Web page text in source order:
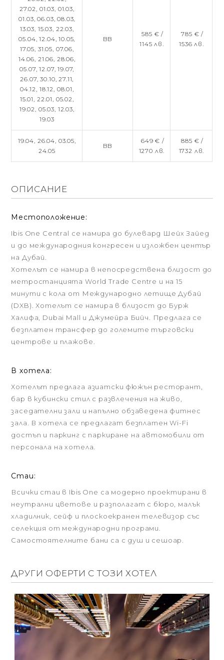
27.02, 01.03, 01.03,
01.03,06.03,08.03,
13.03, 15.03, 22.03,
05.04,12.04,10.05,
17.05, 31.05, 07.06,
14.06, 21.06, 28.06,
05.07,12.07,19.07,
26.07,30.10,27.11,
04.12, 18.12, 08.01,
15.01, 22.01, 05.02,
19.02, 05.03, 12.03,
19.03
BB
585 € /
1145 лв.
785 € /
1536 лв.
19.04, 26.04, 03.05,
24.05
BB
649 € /
1270 лв.
885 € /
1732 лв.
ОПИСАНИЕ
Местоположение:
Ibis One Central се намира до булевард Шейх Зайед
и до международния конгресен и изложбен център
на Дубай.
Хотелът се намира в непосредствена близост до
метростанцията World Trade Centre и на 15
минути с кола от Международно летище Дубай
(DXB). Хотелът се намира в близост до Бурж
Халифа, Dubai Mall и Джумейра Бийч. Предлага се
безплатен трансфер до големите търговски
центрове и плажове.
В хотела:
Хотелът предлага азиатски фюжън ресторант,
бар в кубински стил с развлечения на живо,
заседателни зали и напълно обзаведена фитнес
зала. В хотела се предлагат безплатен Wi-Fi
достъп и паркинг с паркиране на автомобили от
персонала на хотела.
Стаи:
Всички стаи в Ibis One са модерно проектирани в
неутрални цветове и разполагат с бюро, малък
хладилник, сейф и плоскоекранен телевизор със
селекция от международни програми.
Самостоятелните бани са с душ и сешоар.
ДРУГИ ОФЕРТИ С ТОЗИ ХОТЕЛ